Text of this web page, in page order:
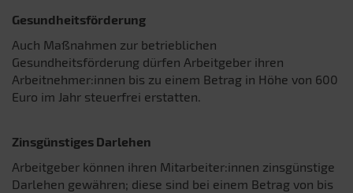
Gesundheitsförderung
Auch Maßnahmen zur betrieblichen
Gesundheitsförderung dürfen Arbeitgeber ihren
Arbeitnehmer:innen bis zu einem Betrag in Höhe von 600
Euro im Jahr steuerfrei erstatten.
Zinsgünstiges Darlehen
Arbeitgeber können ihren Mitarbeiter:innen zinsgünstige
Darlehen gewähren; diese sind bei einem Betrag von bis